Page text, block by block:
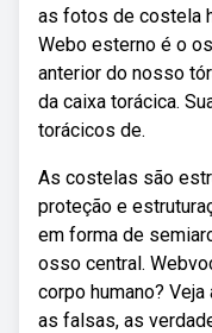
as fotos de costela
Webo esterno é o
anterior do nosso
da caixa torácica.
torácicos de.
As costelas são
proteção e
em forma de
osso central.
corpo humano?
as falsas, as